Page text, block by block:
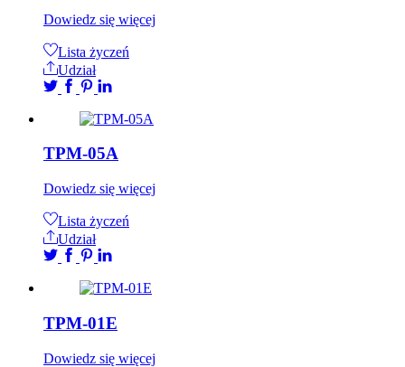
Dowiedz się więcej
Lista życzeń
Udział
TPM-05A
Dowiedz się więcej
Lista życzeń
Udział
TPM-01E
Dowiedz się więcej